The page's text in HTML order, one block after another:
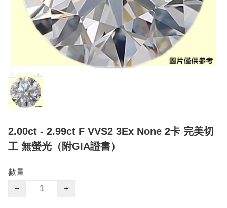
2.00ct - 2.99ct F VVS2 3Ex None 2卡 完美切
工 無螢光（附GIA證書）
數量
−
+